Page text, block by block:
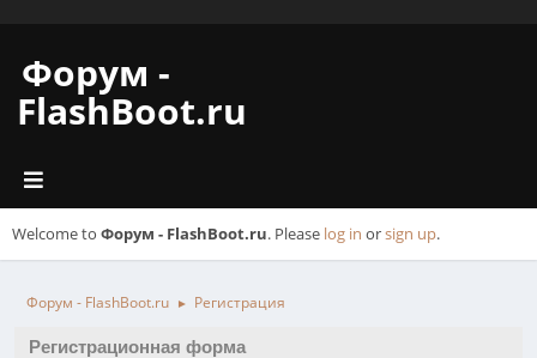
Форум -
FlashBoot.ru
Welcome to Форум - FlashBoot.ru. Please log in orsign up.
Форум - FlashBoot.ru ► Регистрация
Регистрационная форма